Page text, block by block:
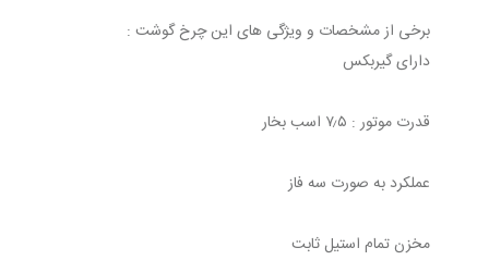
برخی از مشخصات و ویژگی های این چرخ گوشت :
دارای گیربکس
قدرت موتور : ۷٫۵ اسب بخار
عملکرد به صورت سه فاز
مخزن تمام استیل ثابت